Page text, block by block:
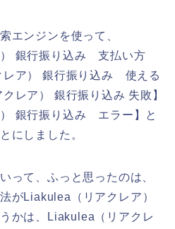
エンジンを使って、
） 銀行振り込み 支払い方
ア） 銀行振り込み 使える
レア） 銀行振り込み 失敗】
銀行振り込み エラー】と
にしました。
って、ふっと思ったのは、
がLiakulea（リアクレア）
かは、Liakulea（リアクレ